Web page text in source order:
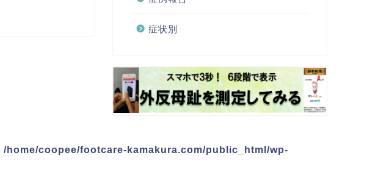
症状別
/home/coopee/footcare-kamakura.com/public_html/wp-